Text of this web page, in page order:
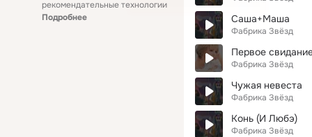
рекомендательные технологии
Подробнее
Саша+Маша
Фабрика Звёзд
Первое
Фабрика Звёзд
Чужая невеста
Фабрика Звёзд
Конь (И Любэ)
Фабрика Звёзд